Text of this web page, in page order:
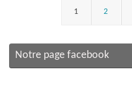
1 2
Notre page facebook